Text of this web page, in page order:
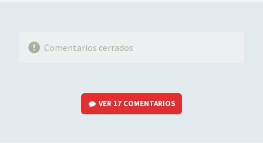
Comentarios cerrados
VER 17 COMENTARIOS